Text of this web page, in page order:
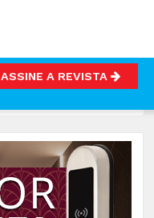
ASSINE A REVISTA